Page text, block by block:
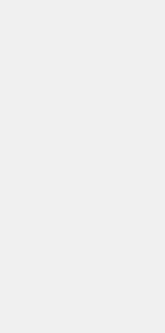
头陀渊出品丨悬疑灵异丨摸金校尉